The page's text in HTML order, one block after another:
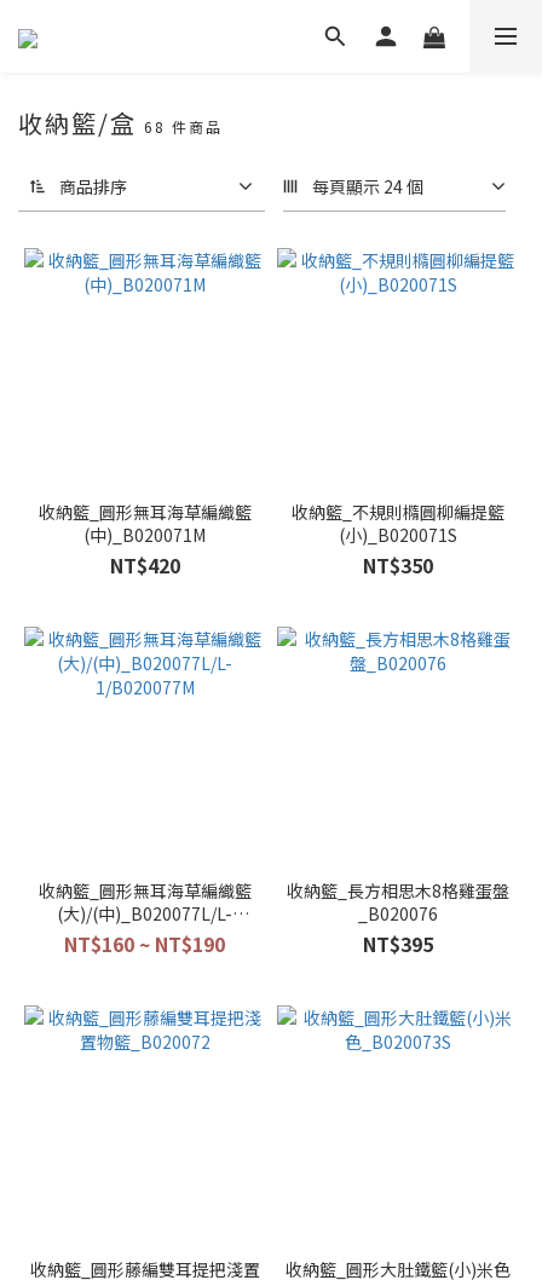
收納籃/盒 68 件商品
商品排序 每頁顯示 24 個
收納籃_圓形無耳海草編織籃
(中)_B020071M
NT$420
收納籃_不規則橢圓柳編提籃
(小)_B020071S
NT$350
收納籃_圓形無耳海草編織籃
(大)/(中)_B020077L/L-
1/B020077M
NT$160 ~ NT$190
收納籃_長方相思木8格雞蛋盤
_B020076
NT$395
收納籃_圓形藤編雙耳提把淺置
收納籃_圓形大肚鐵籃(小)米色